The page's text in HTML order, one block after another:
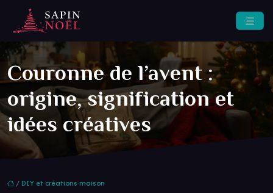
Couronne de l’avent :
origine, signification et
idées créatives
/ DIY et créations maison